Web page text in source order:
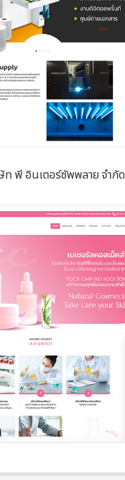
ท พี อินเตอร์ซัพพลาย จำกัด